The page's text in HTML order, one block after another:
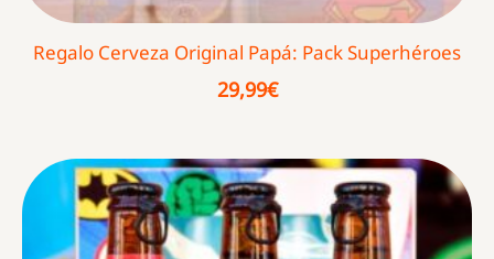
Regalo Cerveza Original Papá: Pack Superhéroes
29,99€